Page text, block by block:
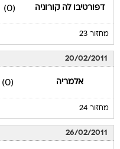
דפורטיבו לה קורוניה (0)
מחזור 23
20/02/2011
אלמריה (0)
מחזור 24
26/02/2011